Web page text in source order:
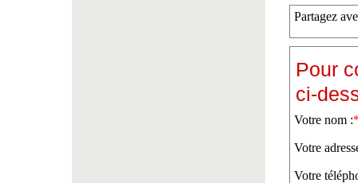
Partagez
Pour
ci-
Votre nom :
Votre
Votre